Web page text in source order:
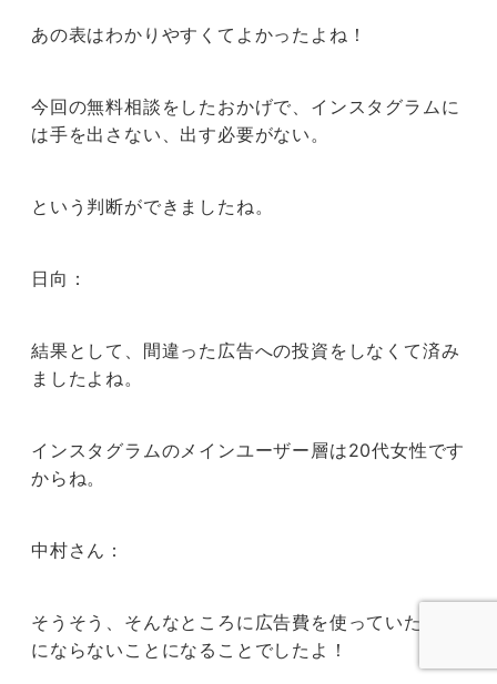
あの表はわかりやすくてよかったよね！
今回の無料相談をしたおかげで、インスタグラムに
は手を出さない、出す必要がない。
という判断ができましたね。
日向：
結果として、間違った広告への投資をしなくて済み
ましたよね。
インスタグラムのメインユーザー層は20代女性です
からね。
中村さん：
そうそう、そんなところに広告費を使っていたら話
にならないことになることでしたよ！